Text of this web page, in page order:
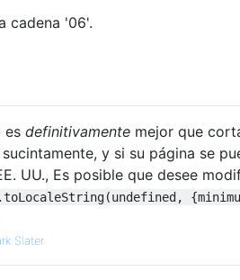
cadena '06'.
es definitivamente mejor que
sucintamente, y si su página se
UU., Es posible que desee
Slater